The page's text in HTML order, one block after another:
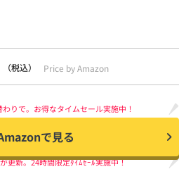
（税込） Price by Amazon
りで。お得なタイムセール実施中！
で見る
更新。24時間限定ﾀｲﾑｾｰﾙ実施中！